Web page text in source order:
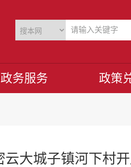
政务服务 政策
云大城子镇河下村